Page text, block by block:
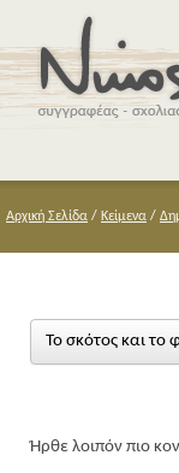
Αρχική Σελίδα / Κείμενα /
Το σκότος και
Ήρθε λοιπόν πιο